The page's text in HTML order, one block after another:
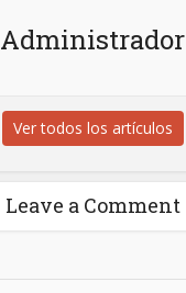
Administrador
Ver todos los artículos
Leave a Comment